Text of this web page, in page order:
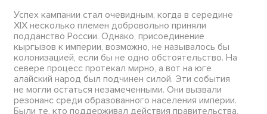
Успех кампании стал очевидным, когда в середине
XIX несколько племен добровольно приняли
подданство России. Однако, присоединение
кыргызов к империи, возможно, не называлось бы
колонизацией, если бы не одно обстоятельство. На
севере процесс протекал мирно, а вот на юге
алайский народ был подчинен силой. Эти события
не могли остаться незамеченными. Они вызвали
резонанс среди образованного населения империи.
Были те, кто поддерживал действия правительства,